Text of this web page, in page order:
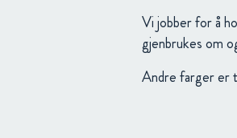
Vi jobber for å
gjenbrukes om
Andre farger er